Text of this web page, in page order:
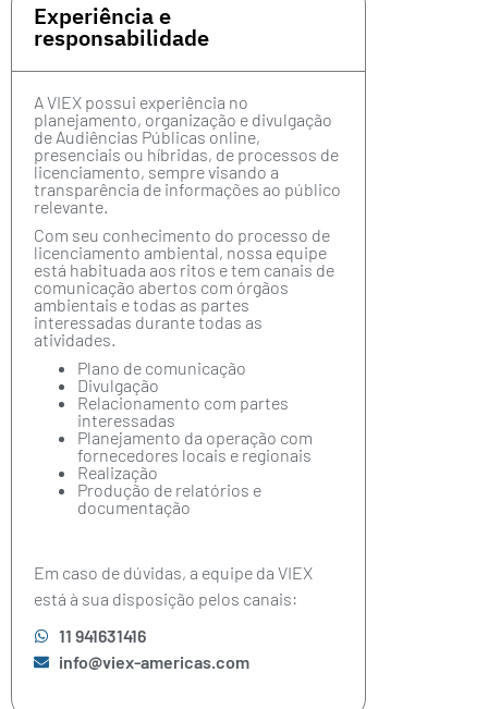
Experiência e
responsabilidade
A VIEX possui experiência no
planejamento, organização e divulgação
de Audiências Públicas online,
presenciais ou híbridas, de processos de
licenciamento, sempre visando a
transparência de informações ao público
relevante.
Com seu conhecimento do processo de
licenciamento ambiental, nossa equipe
está habituada aos ritos e tem canais de
comunicação abertos com órgãos
ambientais e todas as partes
interessadas durante todas as
atividades.
Plano de comunicação
Divulgação
Relacionamento com partes
interessadas
Planejamento da operação com
fornecedores locais e regionais
Realização
Produção de relatórios e
documentação
Em caso de dúvidas, a equipe da VIEX
está à sua disposição pelos canais:
11 941631416
info@viex-americas.com